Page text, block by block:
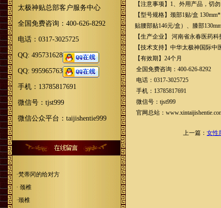
太极神贴总部客户服务中心
全国免费咨询：400-626-8292
电话：0317-3025725
QQ: 495731628
QQ: 995965763
手机：13785817691
微信号：tjst999
微信公众平台：taijishentie999
·梵蒂冈的给对方
· 颈椎
·颈椎
【注意事项】1、外用产品，切
【型号规格】颈部1贴/盒
贴腰部贴146元/盒）、膝部
【生产企业】 河南省永春医药
【技术支持】中华太极神国际中
【有效期】24个月
全国免费咨询：400-626-8292
电话：0317-3025725
手机：13785817691
微信号：tjst999
官网总站：
上一篇： 女性